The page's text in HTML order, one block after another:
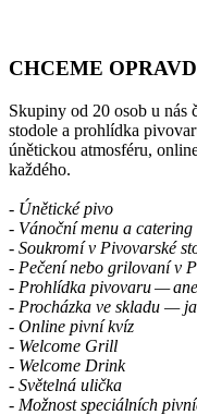
CHCEME
Skupiny od 20 osob u
stodole a prohlídka
únětickou atmosféru,
každého.
- Únětické pivo
- Vánoční menu a catering
- Soukromí v Pivovarské
- Pečení nebo grilovaní v
- Prohlídka pivovaru —
- Procházka ve skladu —
- Online pivní kvíz
- Welcome Grill
- Welcome Drink
- Světelná ulička
- Možnost speciálních